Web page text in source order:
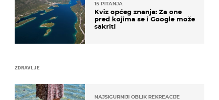
ZDRAVLJE
NAJSIGURNIJI OBLIK REKREACIJE
15 PITANJA
Kviz općeg znanja: Za one
pred kojima se i Google može
sakriti